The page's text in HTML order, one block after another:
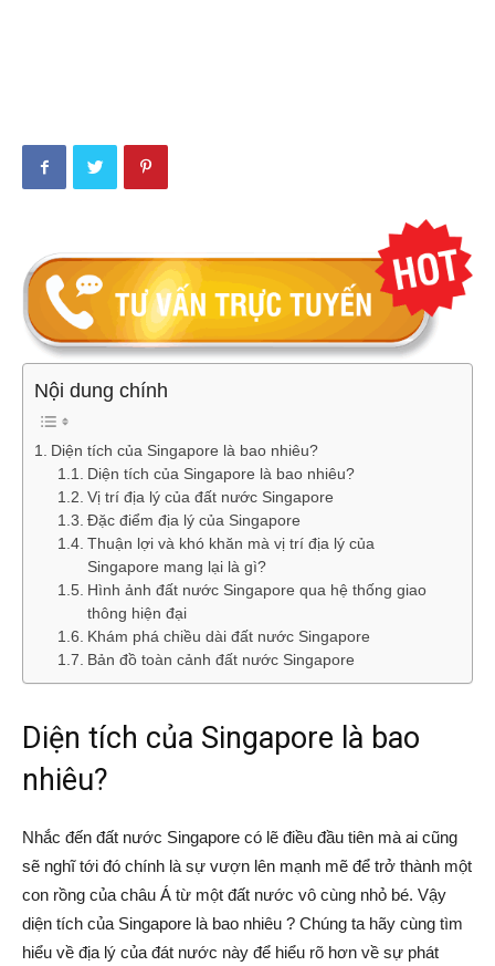
Nội dung chính
Diện tích của Singapore là bao nhiêu?
Diện tích của Singapore là bao nhiêu?
Vị trí địa lý của đất nước Singapore
Đặc điểm địa lý của Singapore
Thuận lợi và khó khăn mà vị trí địa lý của
Singapore mang lại là gì?
Hình ảnh đất nước Singapore qua hệ thống giao
thông hiện đại
Khám phá chiều dài đất nước Singapore
Bản đồ toàn cảnh đất nước Singapore
Diện tích của Singapore là bao
nhiêu?
Nhắc đến đất nước Singapore có lẽ điều đầu tiên mà ai cũng
sẽ nghĩ tới đó chính là sự vượn lên mạnh mẽ để trở thành một
con rồng của châu Á từ một đất nước vô cùng nhỏ bé. Vậy
diện tích của Singapore là bao nhiêu ? Chúng ta hãy cùng tìm
hiểu về địa lý của đát nước này để hiểu rõ hơn về sự phát